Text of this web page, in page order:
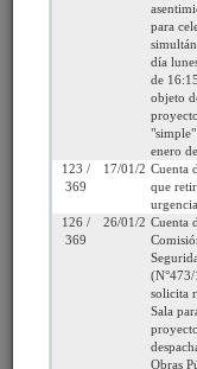
Ley N°
Oficial
http://
Seleccione
para
día
de
objeto
enero
123 /
369
17/01/2022Cuenta
que
126 /
369
26/01/2022Cuenta
solicita
Sala
Obras